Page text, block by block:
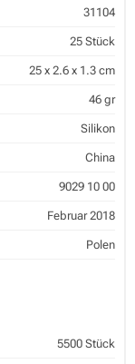
31104
25 Stück
25 x 2.6 x 1.3 cm
46 gr
Silikon
China
9029 10 00
Februar 2018
Polen
5500 Stück